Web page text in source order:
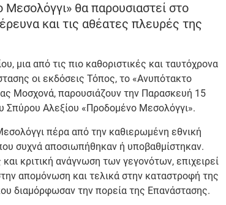
θα παρουσιαστεί στο
έρευνα και τις αθέατες πλευρές της
μια από τις πιο καθοριστικές και ταυτόχρονα
οι εκδόσεις Τόπος, το «Ανυπότακτο
Μοσχονά, παρουσιάζουν την Παρασκευή 15
Σπύρου Αλεξίου «Προδομένο Μεσολόγγι».
πέρα από την καθιερωμένη εθνική
συχνά αποσιωπήθηκαν ή υποβαθμίστηκαν.
κριτική ανάγνωση των γεγονότων, επιχειρεί
απομόνωση και τελικά στην καταστροφή της
διαμόρφωσαν την πορεία της Επανάστασης.